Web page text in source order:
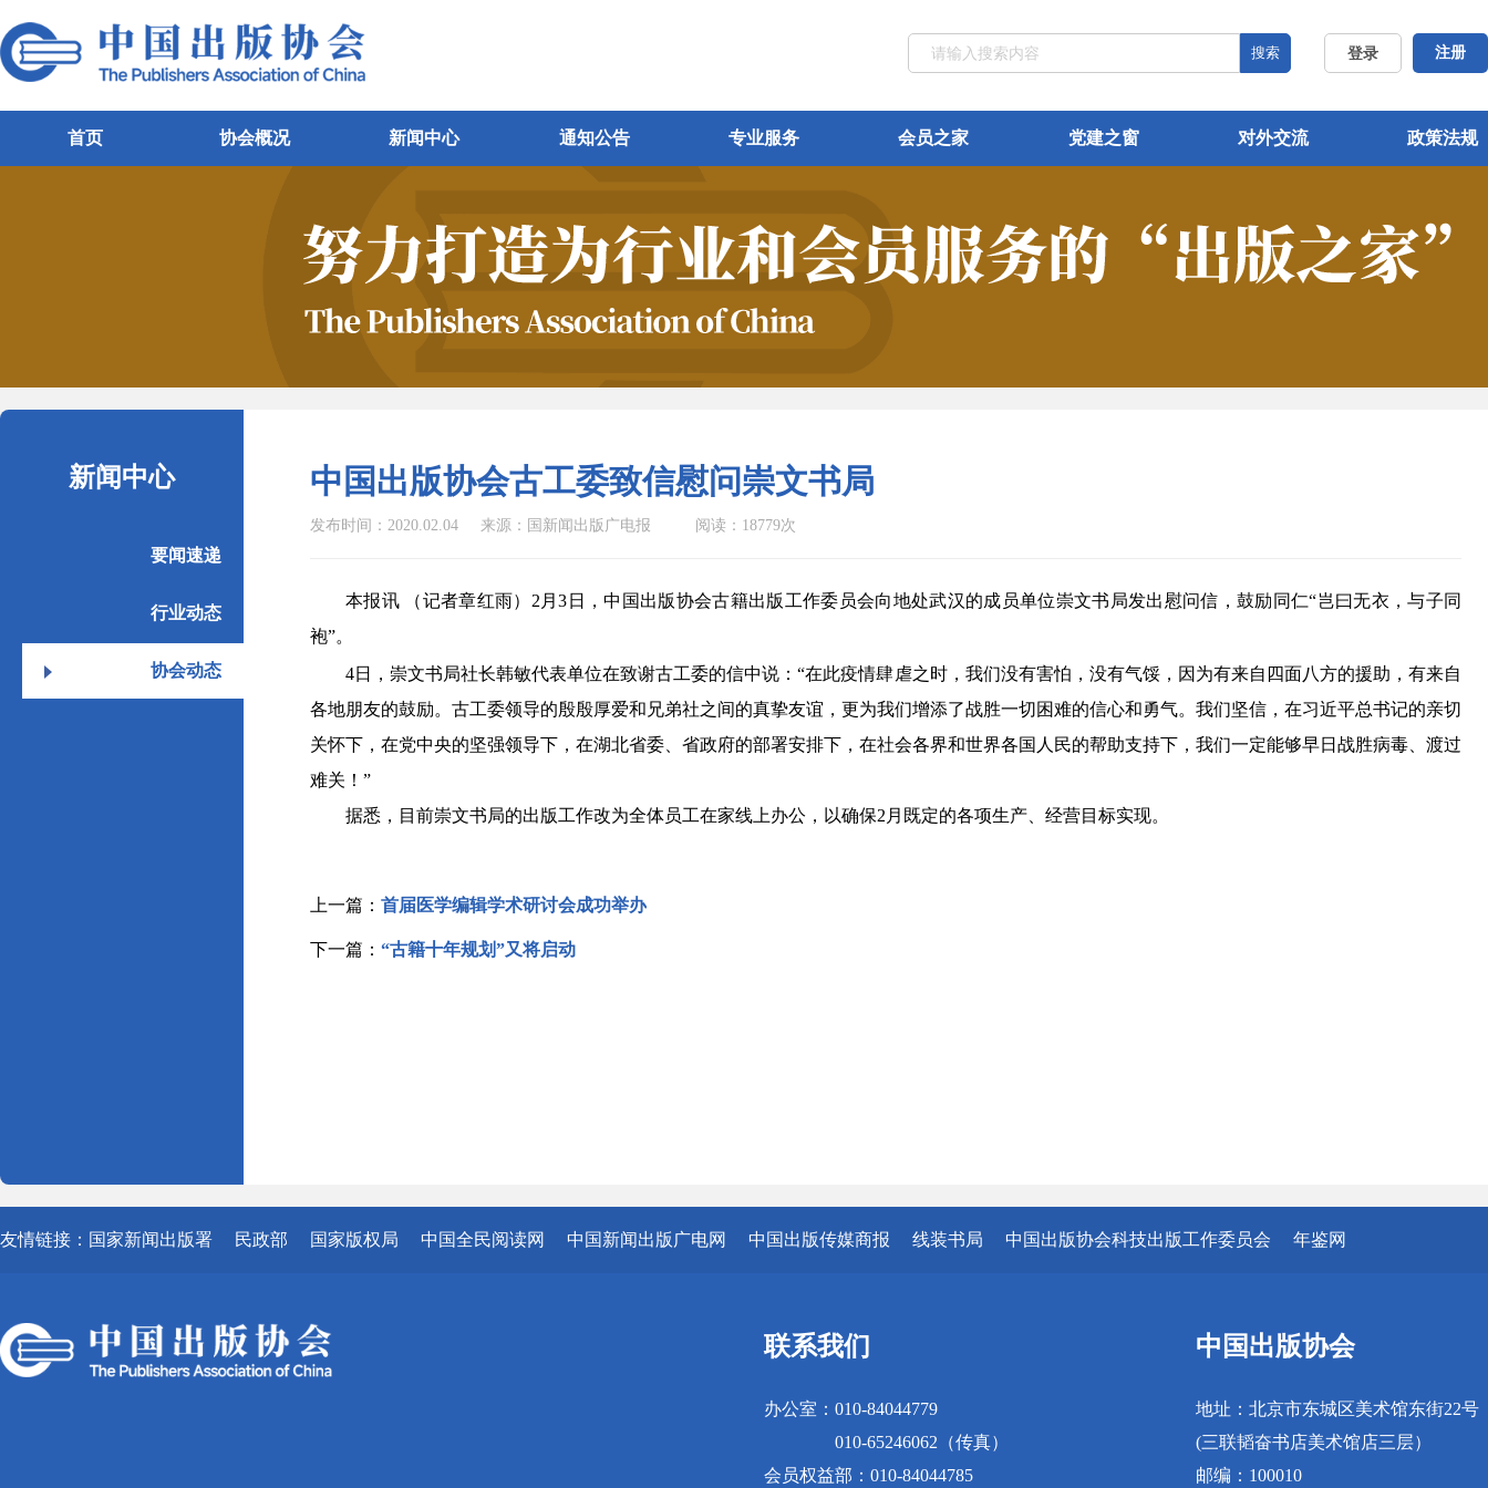
登录 注册
搜索
首页 协会概况 新闻中心 通知公告 专业服务 会员之家 党建之窗 对外交流 政策法规
新闻中心
要闻速递
行业动态
协会动态
中国出版协会古工委致信慰问崇文书局
发布时间：2020.02.04 来源：国新闻出版广电报 阅读：18779次
本报讯 （记者章红雨）2月3日，中国出版协会古籍出版工作委员会向地处武汉的成员单位崇文书局发出慰问信，鼓励同仁“岂曰无衣，与子同
袍”。
4日，崇文书局社长韩敏代表单位在致谢古工委的信中说：“在此疫情肆虐之时，我们没有害怕，没有气馁，因为有来自四面八方的援助，有来自
各地朋友的鼓励。古工委领导的殷殷厚爱和兄弟社之间的真挚友谊，更为我们增添了战胜一切困难的信心和勇气。我们坚信，在习近平总书记的亲切
关怀下，在党中央的坚强领导下，在湖北省委、省政府的部署安排下，在社会各界和世界各国人民的帮助支持下，我们一定能够早日战胜病毒、渡过
难关！”
据悉，目前崇文书局的出版工作改为全体员工在家线上办公，以确保2月既定的各项生产、经营目标实现。
上一篇： 首届医学编辑学术研讨会成功举办
下一篇： “古籍十年规划”又将启动
友情链接： 国家新闻出版署 民政部 国家版权局 中国全民阅读网 中国新闻出版广电网 中国出版传媒商报 线装书局 中国出版协会科技出版工作委员会 年鉴网
联系我们
办公室：010-84044779
010-65246062（传真）
会员权益部：010-84044785
中国出版协会
地址：北京市东城区美术馆东街22号
(三联韬奋书店美术馆店三层）
邮编：100010